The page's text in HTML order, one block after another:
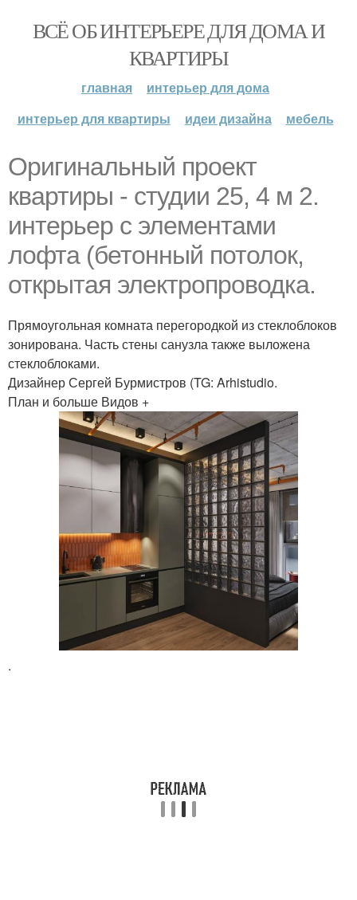
ВСЁ ОБ ИНТЕРЬЕРЕ ДЛЯ ДОМА И
КВАРТИРЫ
главная
интерьер для дома
интерьер для квартиры
идеи дизайна мебель
Оригинальный проект
квартиры - студии 25, 4 м 2.
интерьер с элементами
лофта (бетонный потолок,
открытая электропроводка.
Прямоугольная комната перегородкой из стеклоблоков
зонирована. Часть стены санузла также выложена
стеклоблоками.
Дизайнер Сергей Бурмистров (TG: Arhistudio.
План и больше Видов +
.